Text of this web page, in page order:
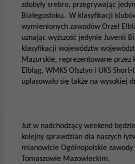
zdobyły srebro, przegrywając
Białegostoku. W klasyfikacji
wymienionych zawodów Orzeł
uznając wyższość jedynie Juvenii
klasyfikacji województw
Mazurskie, reprezentowane przez
Elbląg, WMKS Olsztyn i UKS
uplasowało się także na wysokiej
Już w nadchodzący weekend
kolejny sprawdzian dla naszych
mianowicie Ogólnopolskie
Tomaszowie Mazowieckim.